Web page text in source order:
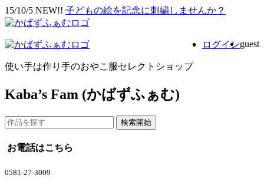
15/10/5 NEW!! 子どもの絵を記念に刺繍しませんか？
guest
ログイン
使い手は作り手のおやこ服セレクトショップ
Kaba’s Fam (かばずふぁむ)
お電話はこちら
0581-27-3009